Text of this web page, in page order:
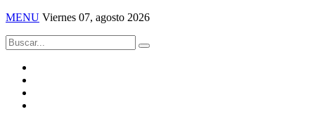
MENU Viernes 07, agosto 2026